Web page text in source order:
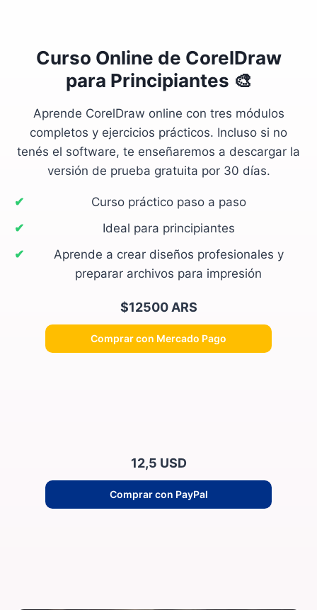
Curso Online de CorelDraw
para Principiantes 🎨
Aprende CorelDraw online con tres módulos
completos y ejercicios prácticos. Incluso si no
tenés el software, te enseñaremos a descargar la
versión de prueba gratuita por 30 días.
Curso práctico paso a paso
Ideal para principiantes
Aprende a crear diseños profesionales y
preparar archivos para impresión
$12500 ARS
Comprar con Mercado Pago
12,5 USD
Comprar con PayPal